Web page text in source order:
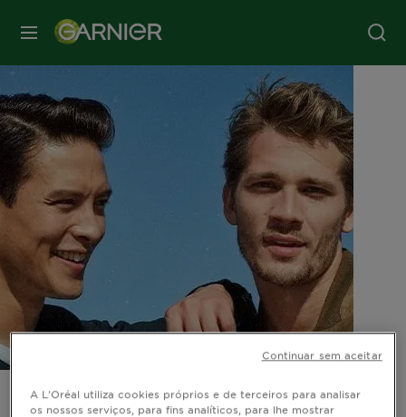
MENU
A L'Oréal utiliza cookies próprios e de terceiros para analisar
os nossos serviços, para fins analíticos, para lhe mostrar
Continuar sem aceitar